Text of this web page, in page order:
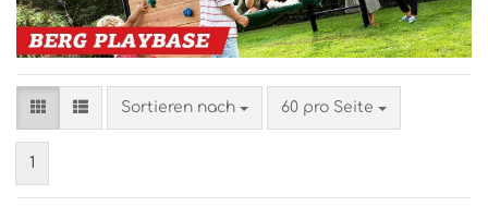
Sortieren nach
Sortieren nach 60 pro Seite
pro Seite
1